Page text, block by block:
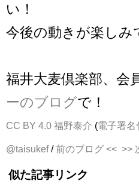
い！
今後の動きが楽しみ
福井大麦倶楽部、会
ーのブログで！
CC BY 4.0 福野泰介 (電子署名
@taisukef/前のブログ << >>
似た記事リンク